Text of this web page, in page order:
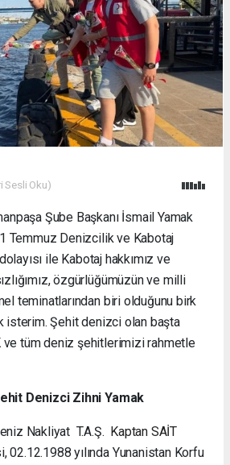
Sesli Oku)
Şube Başkanı İsmail Yamak
Temmuz Denizcilik ve Kabotaj
dolayısı ile Kabotaj hakkımız ve
özgürlüğümüzün ve milli
teminatlarından biri olduğunu birk
isterim. Şehit denizci olan başta
ve tüm deniz şehitlerimizi rahmetle
Denizci Zihni Yamak
Nakliyat T.A.Ş. Kaptan SAİT
02.12.1988 yılında Yunanistan Korfu